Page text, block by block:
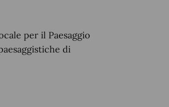
per il Paesaggio
di